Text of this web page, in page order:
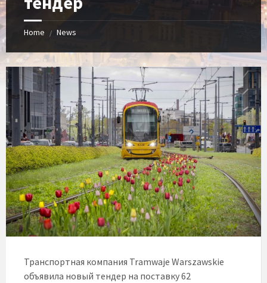
Home / News
Транспортная компания Tramwaje Warszawskie
объявила новый тендер на поставку 62